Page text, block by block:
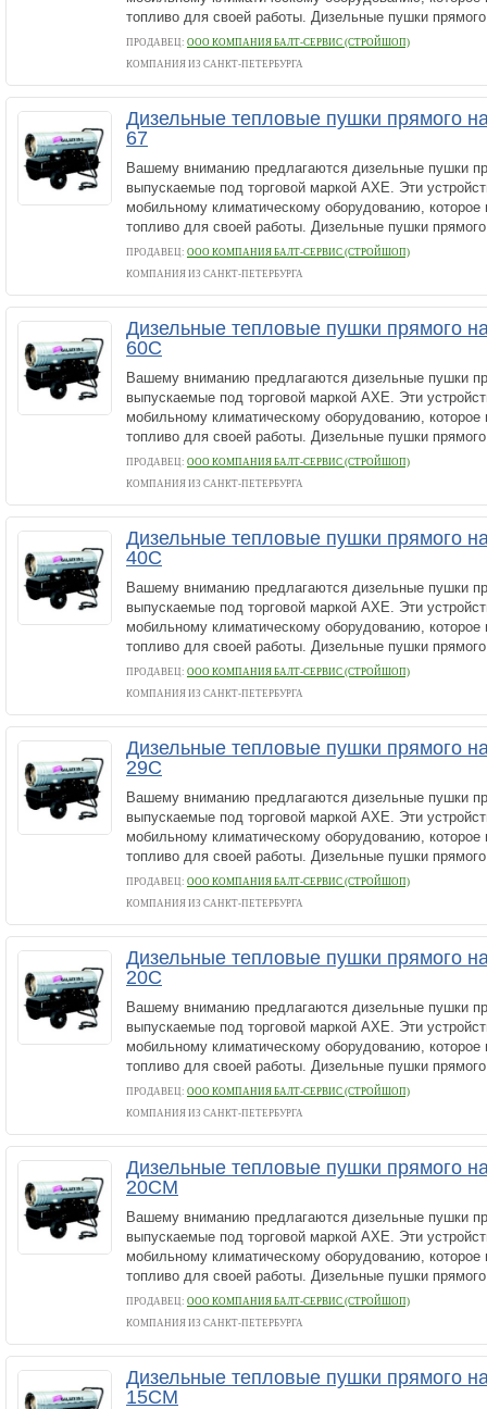
топливо для своей работы. Дизельные пушки
ПРОДАВЕЦ: ООО КОМПАНИЯ БАЛТ-СЕРВИС (СТРОЙШОП)
КОМПАНИЯ ИЗ САНКТ-ПЕТЕРБУРГА
Дизельные тепловые пушки прямого
67
Вашему вниманию предлагаются дизельные пушки
выпускаемые под торговой маркой AXE. Эти
мобильному климатическому оборудованию, которое
топливо для своей работы. Дизельные пушки
ПРОДАВЕЦ: ООО КОМПАНИЯ БАЛТ-СЕРВИС (СТРОЙШОП)
КОМПАНИЯ ИЗ САНКТ-ПЕТЕРБУРГА
Дизельные тепловые пушки прямого
60C
Вашему вниманию предлагаются дизельные пушки
выпускаемые под торговой маркой AXE. Эти
мобильному климатическому оборудованию, которое
топливо для своей работы. Дизельные пушки
ПРОДАВЕЦ: ООО КОМПАНИЯ БАЛТ-СЕРВИС (СТРОЙШОП)
КОМПАНИЯ ИЗ САНКТ-ПЕТЕРБУРГА
Дизельные тепловые пушки прямого
40C
Вашему вниманию предлагаются дизельные пушки
выпускаемые под торговой маркой AXE. Эти
мобильному климатическому оборудованию, которое
топливо для своей работы. Дизельные пушки
ПРОДАВЕЦ: ООО КОМПАНИЯ БАЛТ-СЕРВИС (СТРОЙШОП)
КОМПАНИЯ ИЗ САНКТ-ПЕТЕРБУРГА
Дизельные тепловые пушки прямого
29C
Вашему вниманию предлагаются дизельные пушки
выпускаемые под торговой маркой AXE. Эти
мобильному климатическому оборудованию, которое
топливо для своей работы. Дизельные пушки
ПРОДАВЕЦ: ООО КОМПАНИЯ БАЛТ-СЕРВИС (СТРОЙШОП)
КОМПАНИЯ ИЗ САНКТ-ПЕТЕРБУРГА
Дизельные тепловые пушки прямого
20C
Вашему вниманию предлагаются дизельные пушки
выпускаемые под торговой маркой AXE. Эти
мобильному климатическому оборудованию, которое
топливо для своей работы. Дизельные пушки
ПРОДАВЕЦ: ООО КОМПАНИЯ БАЛТ-СЕРВИС (СТРОЙШОП)
КОМПАНИЯ ИЗ САНКТ-ПЕТЕРБУРГА
Дизельные тепловые пушки прямого
20CM
Вашему вниманию предлагаются дизельные пушки
выпускаемые под торговой маркой AXE. Эти
мобильному климатическому оборудованию, которое
топливо для своей работы. Дизельные пушки
ПРОДАВЕЦ: ООО КОМПАНИЯ БАЛТ-СЕРВИС (СТРОЙШОП)
КОМПАНИЯ ИЗ САНКТ-ПЕТЕРБУРГА
Дизельные тепловые пушки прямого
15CМ